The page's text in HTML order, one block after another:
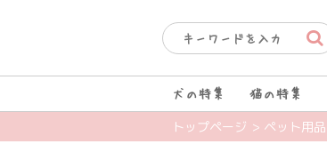
犬の特集 猫の特集
トップページ > ペット用品